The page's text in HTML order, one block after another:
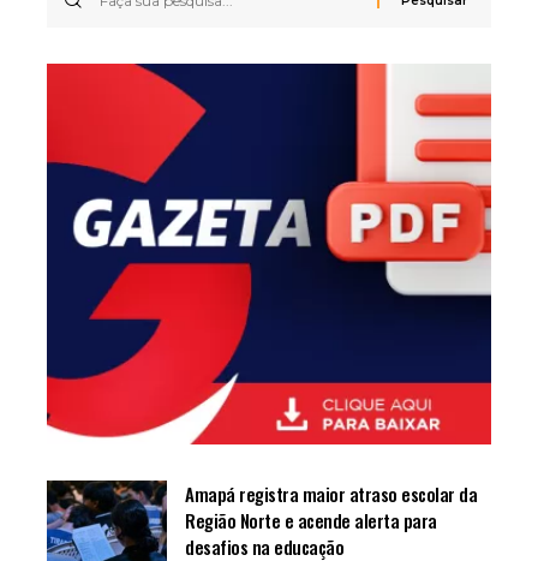
Amapá registra maior atraso escolar da
Região Norte e acende alerta para
desafios na educação